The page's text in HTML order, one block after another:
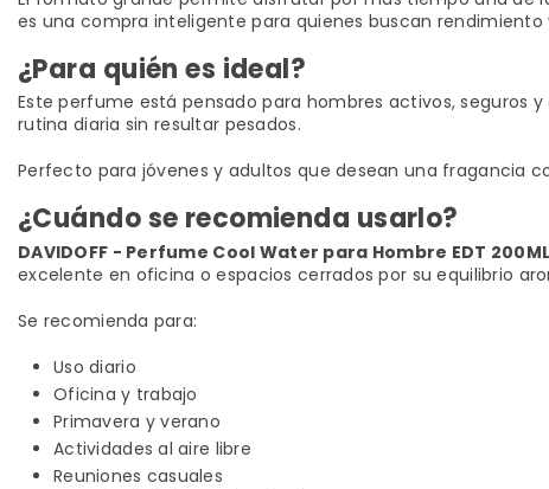
es una compra inteligente para quienes buscan rendimiento
¿Para quién es ideal?
Este perfume está pensado para hombres activos, seguros
rutina diaria sin resultar pesados.
Perfecto para jóvenes y adultos que desean una fragancia
¿Cuándo se recomienda usarlo?
DAVIDOFF - Perfume Cool Water para Hombre EDT 200ML
excelente en oficina o espacios cerrados por su equilibrio
Se recomienda para:
Uso diario
Oficina y trabajo
Primavera y verano
Actividades al aire libre
Reuniones casuales